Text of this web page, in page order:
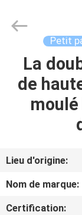
MAISON
PRODUITS
SUJET
DE
NOUS
Kebona
Industry
Petit
La
de
Lieu d'origine:
Nom de marque:
Certification: